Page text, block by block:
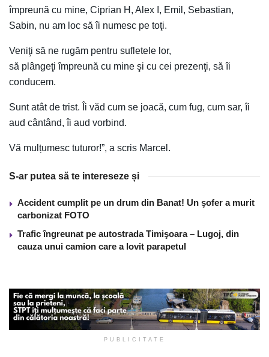
împreună cu mine, Ciprian H, Alex I, Emil, Sebastian,
Sabin, nu am loc să îi numesc pe toţi.
Veniţi să ne rugăm pentru sufletele lor,
să plângeţi împreună cu mine şi cu cei prezenţi, să îi
conducem.
Sunt atât de trist. Îi văd cum se joacă, cum fug, cum sar, îi
aud cântând, îi aud vorbind.
Vă mulțumesc tuturor!”, a scris Marcel.
S-ar putea să te intereseze și
Accident cumplit pe un drum din Banat! Un şofer a murit
carbonizat FOTO
Trafic îngreunat pe autostrada Timişoara – Lugoj, din
cauza unui camion care a lovit parapetul
PUBLICITATE